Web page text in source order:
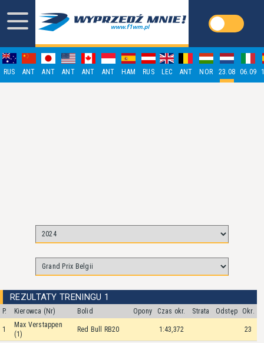
RUS ANT ANT ANT ANT ANT HAM RUS LEC ANT NOR 23.08 06.09
REZULTATY TRENINGU 1
P. Kierowca (Nr) Bolid Opony Czas okr. Strata Odstęp Okr.
1
Max Verstappen
(1)
Red Bull RB20 1:43,372 23